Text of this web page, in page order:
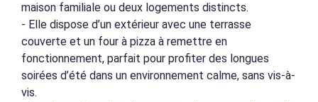
maison familiale ou deux logements distincts.
- Elle dispose d’un extérieur avec une terrasse
couverte et un four à pizza à remettre en
fonctionnement, parfait pour profiter des longues
soirées d’été dans un environnement calme, sans vis-à-
vis.